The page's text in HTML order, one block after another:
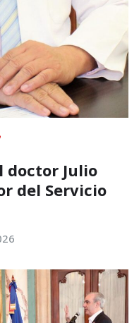
doctor Julio
del Servicio